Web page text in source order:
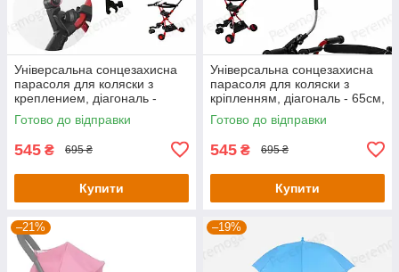
Універсальна сонцезахисна
парасоля для коляски з
креплением, діагональ -
65см, червоного кольору
KT8003111
Готово до відправки
545 ₴ 695 ₴
Купити
Універсальна сонцезахисна
парасоля для коляски з
кріпленням, діагональ - 65см,
фіолетового кольору
KT8003115
Готово до відправки
545 ₴ 695 ₴
Купити
–21% –19%